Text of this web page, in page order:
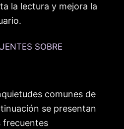
la lectura y mejora la
SOBRE
comunes de
se presentan
frecuentes